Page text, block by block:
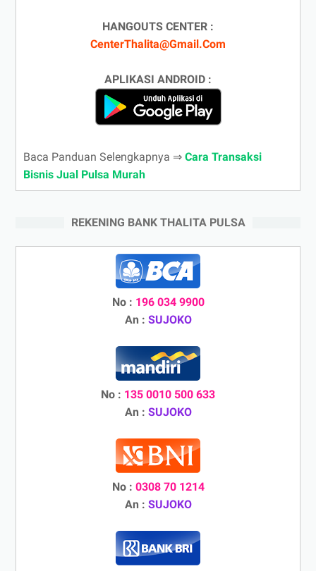
HANGOUTS CENTER :
CenterThalita@Gmail.Com
APLIKASI ANDROID :
Baca Panduan Selengkapnya ⇒ Cara Transaksi
Bisnis Jual Pulsa Murah
REKENING BANK THALITA PULSA
No : 196 034 9900
An : SUJOKO
No : 135 0010 500 633
An : SUJOKO
No : 0308 70 1214
An : SUJOKO